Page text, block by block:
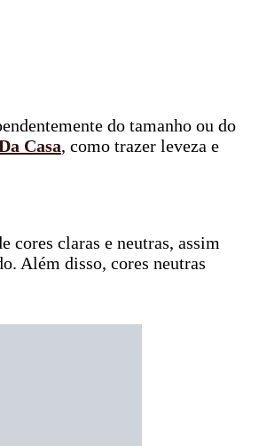
do tamanho ou do
Casa, como trazer leveza e
cores claras e neutras, assim
Além disso, cores neutras